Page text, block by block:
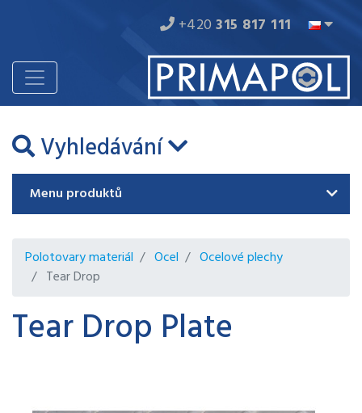
+420315 817 111
Vyhledávání
Menu produktů
Polotovary materiál Ocel
Ocelové plechy
Tear Drop
Tear Drop Plate